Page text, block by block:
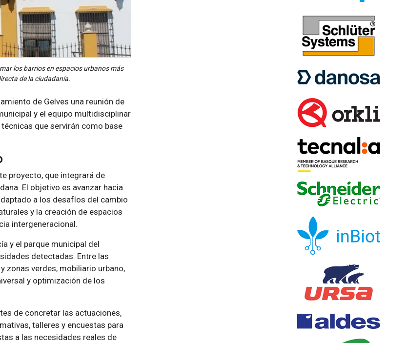
los barrios en espacios urbanos más
de la ciudadanía.
de Gelves una reunión de
y el equipo multidisciplinar
que servirán como base
proyecto, que integrará de
El objetivo es avanzar hacia
a los desafíos del cambio
y la creación de espacios
intergeneracional.
y el parque municipal del
detectadas. Entre las
zonas verdes, mobiliario urbano,
y optimización de los
de concretar las actuaciones,
talleres y encuestas para
a las necesidades reales de